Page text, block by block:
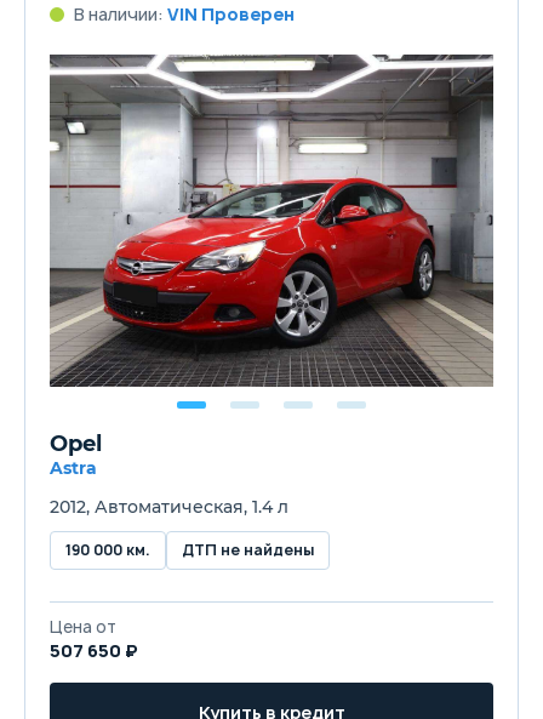
В наличии: VIN Проверен
Opel
Astra
2012, Автоматическая, 1.4 л
190 000 км. ДТП не найдены
Цена от
507 650 ₽
Купить в кредит